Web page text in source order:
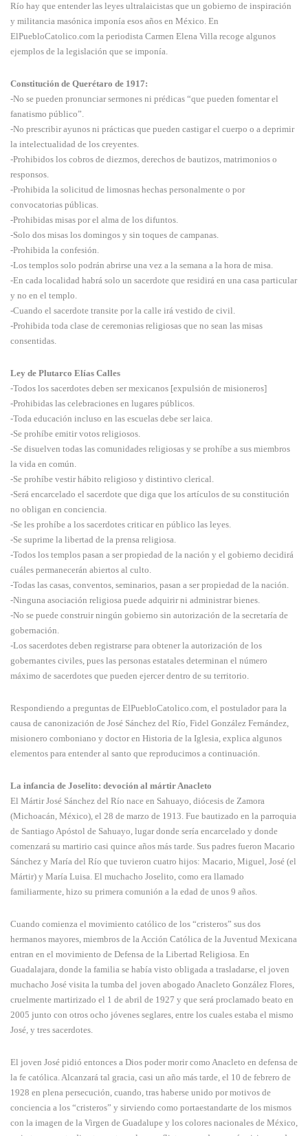
Río hay que entender las leyes ultralaicistas que un gobierno de inspiración
y militancia masónica imponía esos años en México. En
ElPuebloCatolico.com la periodista Carmen Elena Villa recoge algunos
ejemplos de la legislación que se imponía.
Constitución de Querétaro de 1917:
-No se pueden pronunciar sermones ni prédicas “que pueden fomentar el
fanatismo público”.
-No prescribir ayunos ni prácticas que pueden castigar el cuerpo o a deprimir
la intelectualidad de los creyentes.
-Prohibidos los cobros de diezmos, derechos de bautizos, matrimonios o
responsos.
-Prohibida la solicitud de limosnas hechas personalmente o por
convocatorias públicas.
-Prohibidas misas por el alma de los difuntos.
-Solo dos misas los domingos y sin toques de campanas.
-Prohibida la confesión.
-Los templos solo podrán abrirse una vez a la semana a la hora de misa.
-En cada localidad habrá solo un sacerdote que residirá en una casa particular
y no en el templo.
-Cuando el sacerdote transite por la calle irá vestido de civil.
-Prohibida toda clase de ceremonias religiosas que no sean las misas
consentidas.
Ley de Plutarco Elías Calles
-Todos los sacerdotes deben ser mexicanos [expulsión de misioneros]
-Prohibidas las celebraciones en lugares públicos.
-Toda educación incluso en las escuelas debe ser laica.
-Se prohíbe emitir votos religiosos.
-Se disuelven todas las comunidades religiosas y se prohíbe a sus miembros
la vida en común.
-Se prohíbe vestir hábito religioso y distintivo clerical.
-Será encarcelado el sacerdote que diga que los artículos de su constitución
no obligan en conciencia.
-Se les prohíbe a los sacerdotes criticar en público las leyes.
-Se suprime la libertad de la prensa religiosa.
-Todos los templos pasan a ser propiedad de la nación y el gobierno decidirá
cuáles permanecerán abiertos al culto.
-Todas las casas, conventos, seminarios, pasan a ser propiedad de la nación.
-Ninguna asociación religiosa puede adquirir ni administrar bienes.
-No se puede construir ningún gobierno sin autorización de la secretaría de
gobernación.
-Los sacerdotes deben registrarse para obtener la autorización de los
gobernantes civiles, pues las personas estatales determinan el número
máximo de sacerdotes que pueden ejercer dentro de su territorio.
Respondiendo a preguntas de ElPuebloCatolico.com, el postulador para la
causa de canonización de José Sánchez del Río, Fidel González Fernández,
misionero comboniano y doctor en Historia de la Iglesia, explica algunos
elementos para entender al santo que reproducimos a continuación.
La infancia de Joselito: devoción al mártir Anacleto
El Mártir José Sánchez del Río nace en Sahuayo, diócesis de Zamora
(Michoacán, México), el 28 de marzo de 1913. Fue bautizado en la parroquia
de Santiago Apóstol de Sahuayo, lugar donde sería encarcelado y donde
comenzará su martirio casi quince años más tarde. Sus padres fueron Macario
Sánchez y María del Río que tuvieron cuatro hijos: Macario, Miguel, José (el
Mártir) y María Luisa. El muchacho Joselito, como era llamado
familiarmente, hizo su primera comunión a la edad de unos 9 años.
Cuando comienza el movimiento católico de los “cristeros” sus dos
hermanos mayores, miembros de la Acción Católica de la Juventud Mexicana
entran en el movimiento de Defensa de la Libertad Religiosa. En
Guadalajara, donde la familia se había visto obligada a trasladarse, el joven
muchacho José visita la tumba del joven abogado Anacleto González Flores,
cruelmente martirizado el 1 de abril de 1927 y que será proclamado beato en
2005 junto con otros ocho jóvenes seglares, entre los cuales estaba el mismo
José, y tres sacerdotes.
El joven José pidió entonces a Dios poder morir como Anacleto en defensa de
la fe católica. Alcanzará tal gracia, casi un año más tarde, el 10 de febrero de
1928 en plena persecución, cuando, tras haberse unido por motivos de
conciencia a los “cristeros” y sirviendo como portaestandarte de los mismos
con la imagen de la Virgen de Guadalupe y los colores nacionales de México,